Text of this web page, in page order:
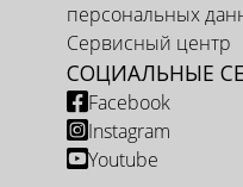
персональных
Сервисный центр
СОЦИАЛЬНЫЕ
Facebook
Instagram
Youtube